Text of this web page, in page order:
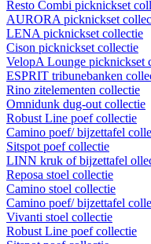
Resto Combi picknickset
AURORA picknickset
LENA picknickset collectie
Cison picknickset collectie
VelopA Lounge picknickset
ESPRIT tribunebanken
Rino zitelementen collectie
Omnidunk dug-out collectie
Robust Line poef collectie
Camino poef/ bijzettafel
Sitspot poef collectie
LINN kruk of bijzettafel
Reposa stoel collectie
Camino stoel collectie
Camino poef/ bijzettafel
Vivanti stoel collectie
Robust Line poef collectie